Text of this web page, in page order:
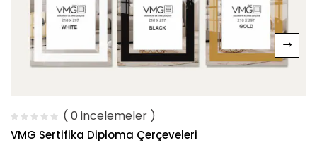
( 0 incelemeler )
VMG Sertifika Diploma Çerçeveleri